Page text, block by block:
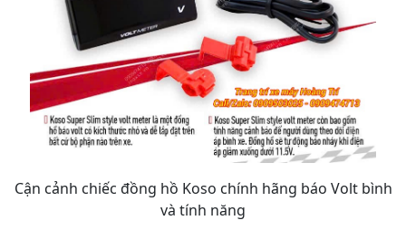
Cận cảnh chiếc đồng hồ Koso chính hãng báo Volt bình
và tính năng